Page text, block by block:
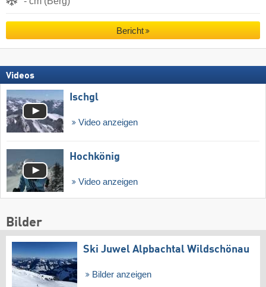
Bericht
Videos
Ischgl
Video anzeigen
Hochkönig
Video anzeigen
Bilder
Ski Juwel Alpbachtal Wildschönau
Bilder anzeigen